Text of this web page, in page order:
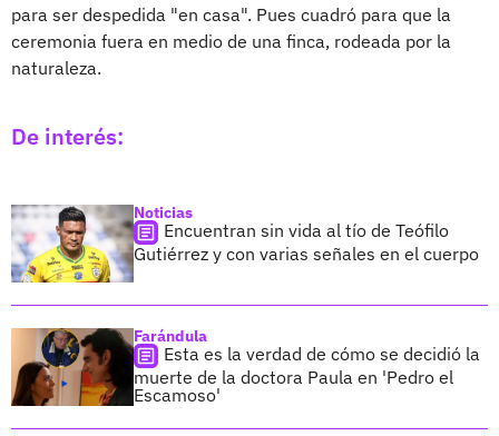
para ser despedida "en casa". Pues cuadró para que la
ceremonia fuera en medio de una finca, rodeada por la
naturaleza.
De interés:
Noticias
Encuentran sin vida al tío de Teófilo
Gutiérrez y con varias señales en el cuerpo
Farándula
Esta es la verdad de cómo se decidió la
muerte de la doctora Paula en 'Pedro el
Escamoso'